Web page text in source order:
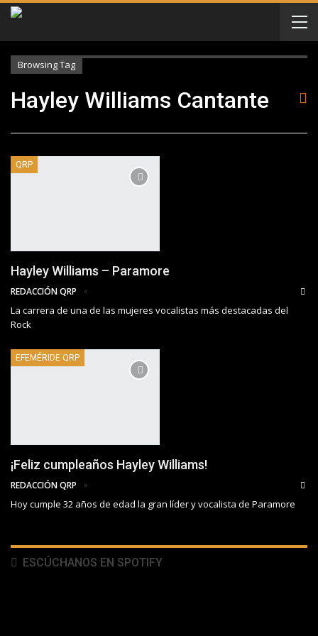
Browsing Tag
Hayley Williams Cantante
QRP
Hayley Williams – Paramore
REDACCIÓN QRP
La carrera de una de las mujeres vocalistas más destacadas del
Rock
EFEMÉRIDE QRP
¡Feliz cumpleaños Hayley Williams!
REDACCIÓN QRP
Hoy cumple 32 años de edad la gran líder y vocalista de Paramore
ESCÚCHANOS EN SPOTIFY